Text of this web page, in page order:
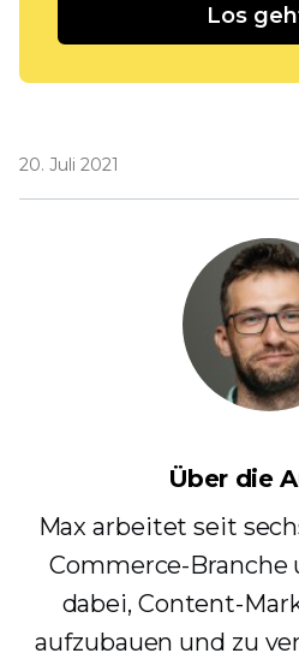
Los
20. Juli 2021
Über die
Max arbeitet seit
Commerce-Branche
dabei, Content-
aufzubauen und zu